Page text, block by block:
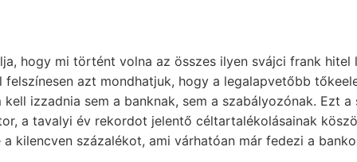
hogy mi történt volna az összes ilyen svájci frank hitel
felszínesen azt mondhatjuk, hogy a legalapvetőbb
izzadnia sem a banknak, sem a szabályozónak. Ezt
a tavalyi év rekordot jelentő céltartalékolásainak
kilencven százalékot, ami várhatóan már fedezi a